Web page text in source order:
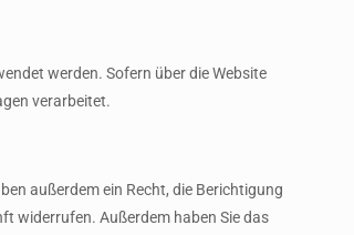
werden. Sofern über die Website
verarbeitet.
außerdem ein Recht, die Berichtigung
widerrufen. Außerdem haben Sie das